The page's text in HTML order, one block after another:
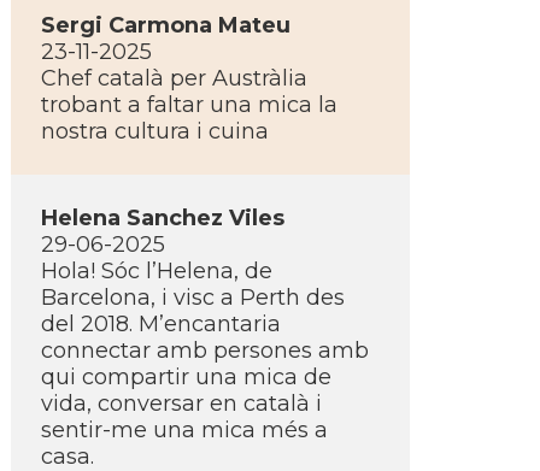
Sergi Carmona Mateu
23-11-2025
Chef català per Austràlia
trobant a faltar una mica la
nostra cultura i cuina
Helena Sanchez Viles
29-06-2025
Hola! Sóc l’Helena, de
Barcelona, i visc a Perth des
del 2018. M’encantaria
connectar amb persones amb
qui compartir una mica de
vida, conversar en català i
sentir-me una mica més a
casa.